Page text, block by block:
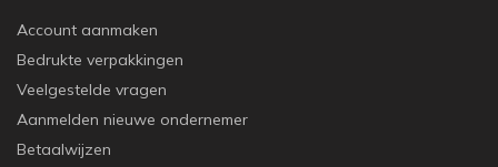
Account aanmaken
Bedrukte verpakkingen
Veelgestelde vragen
Aanmelden nieuwe ondernemer
Betaalwijzen